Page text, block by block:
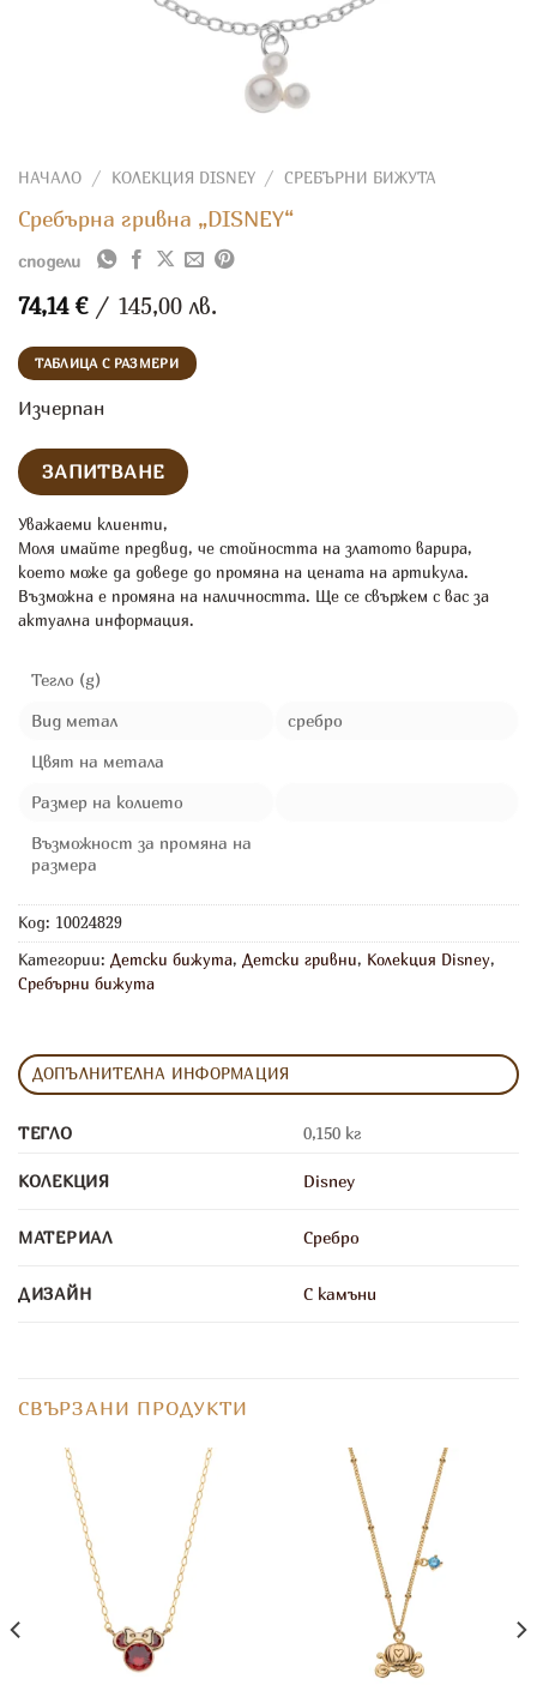
НАЧАЛО / КОЛЕКЦИЯ DISNEY / СРЕБЪРНИ БИЖУТА
Сребърна гривна „DISNEY“
сподели
74,14 €/ 145,00 лв.
ТАБЛИЦА С РАЗМЕРИ
Изчерпан
Уважаеми клиенти,
Моля имайте предвид, че стойността на златото варира,
което може да доведе до промяна на цената на артикула.
Възможна е промяна на наличността. Ще се свържем с вас за
актуална информация.
Тегло (g)
Вид метал
сребро
Цвят на метала
Размер на колието
Възможност за промяна на
размера
Код: 10024829
Категории: Детски бижута, Детски гривни, Колекция Disney,
Сребърни бижута
ДОПЪЛНИТЕЛНА ИНФОРМАЦИЯ
ТЕГЛО 0,150 кг
КОЛЕКЦИЯ Disney
МАТЕРИАЛ Сребро
ДИЗАЙН С камъни
СВЪРЗАНИ ПРОДУКТИ